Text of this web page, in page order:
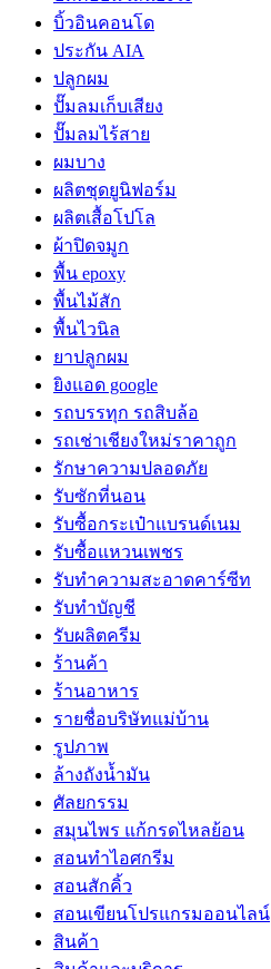
บิ้วอินคอนโด
ประกัน AIA
ปลูกผม
ปั๊มลมเก็บเสียง
ปั๊มลมไร้สาย
ผมบาง
ผลิตชุดยูนิฟอร์ม
ผลิตเสื้อโปโล
ผ้าปิดจมูก
พื้น epoxy
พื้นไม้สัก
พื้นไวนิล
ยาปลูกผม
ยิงแอด google
รถบรรทุก รถสิบล้อ
รถเช่าเชียงใหม่ราคาถูก
รักษาความปลอดภัย
รับซักที่นอน
รับซื้อกระเป๋าแบรนด์เนม
รับซื้อแหวนเพชร
รับทำความสะอาดคาร์ซีท
รับทำบัญชี
รับผลิตครีม
ร้านค้า
ร้านอาหาร
รายชื่อบริษัทแม่บ้าน
รูปภาพ
ล้างถังน้ำมัน
ศัลยกรรม
สมุนไพร แก้กรดไหลย้อน
สอนทำไอศกรีม
สอนสักคิ้ว
สอนเขียนโปรแกรมออนไลน์
สินค้า